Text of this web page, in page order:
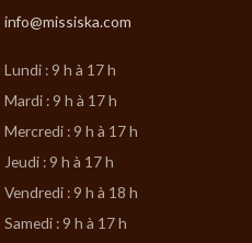
info@missiska.com
Lundi : 9 h à 17 h
Mardi : 9 h à 17 h
Mercredi : 9 h à 17 h
Jeudi : 9 h à 17 h
Vendredi : 9 h à 18 h
Samedi : 9 h à 17 h